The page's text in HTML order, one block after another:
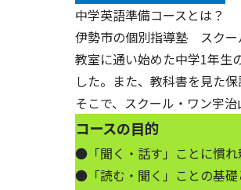
中学英語準備コースとは？
伊勢市の個別指導塾 スクー
教室に通い始めた中学1年生
した。また、教科書を見た
そこで、スクール・ワン宇
コースの目的
●「聞く・話す」ことに慣れ
●「読む・聞く」ことの基